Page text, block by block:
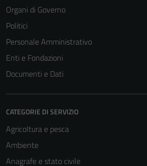
Organi di Governo
Politici
Personale Amministrativo
Enti e Fondazioni
Documenti e Dati
CATEGORIE DI SERVIZIO
Agricoltura e pesca
Ambiente
Anagrafe e stato civile